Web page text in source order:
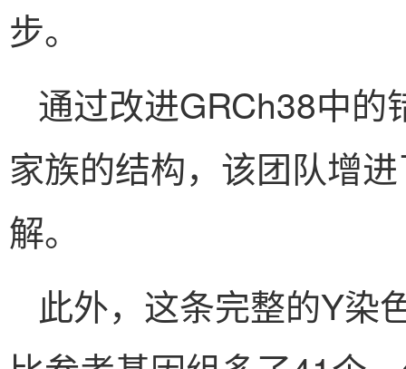
步。
通过改进GRCh38中的
家族的结构，该团队增
解。
此外，这条完整的Y染